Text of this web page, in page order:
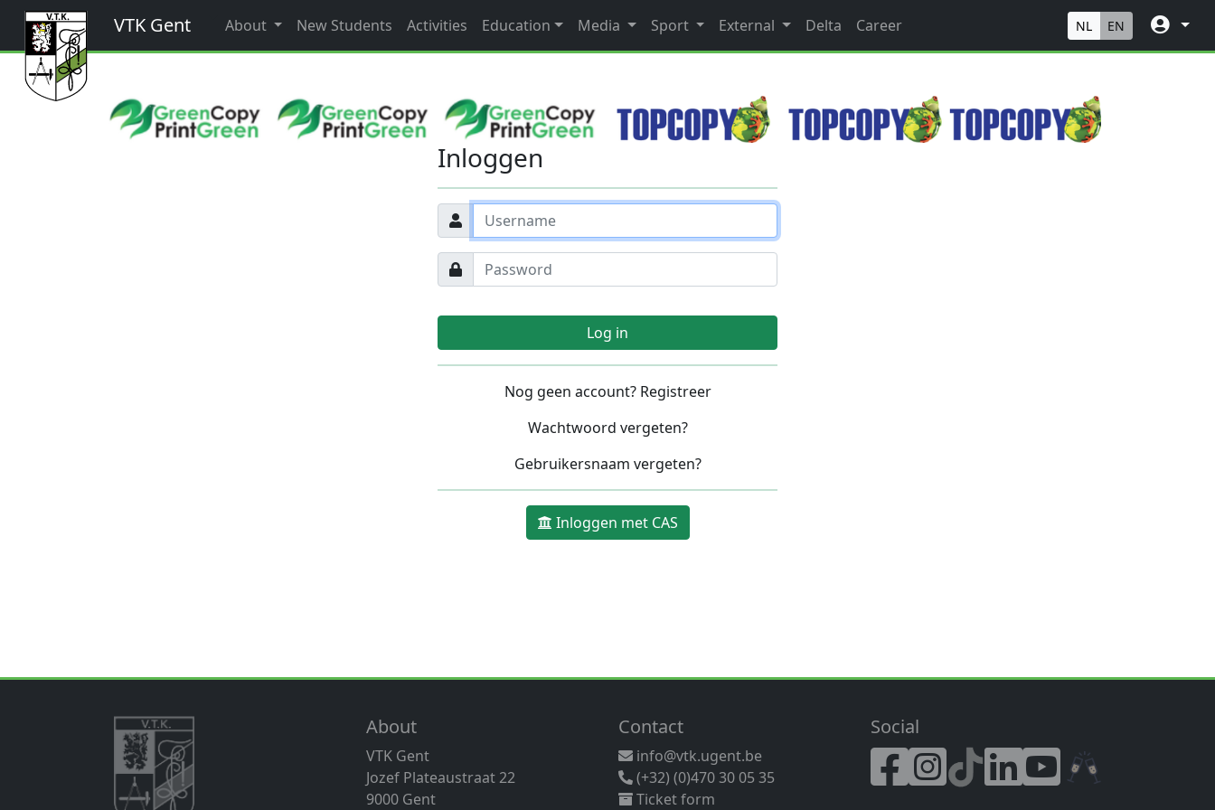
VTK Gent About New Students Activities Education Media Sport External Delta Career NL EN
Inloggen
Log in
Nog geen account? Registreer
Wachtwoord vergeten?
Gebruikersnaam vergeten?
Inloggen met CAS
About
VTK Gent
Jozef Plateaustraat 22
9000 Gent
Contact
info@vtk.ugent.be
(+32) (0)470 30 05 35
Ticket form
Social